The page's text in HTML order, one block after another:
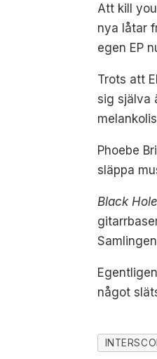
Att kill
nya låtar
egen EP
Trots att
sig själva
Phoebe
släppa
Black Hole
något